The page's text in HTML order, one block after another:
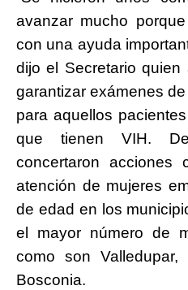
avanzar mucho
con una ayuda
dijo el Secretario
garantizar exámenes
para aquellos
que tienen VIH.
concertaron
atención de mujeres
de edad en los
el mayor número de
como son
Bosconia.